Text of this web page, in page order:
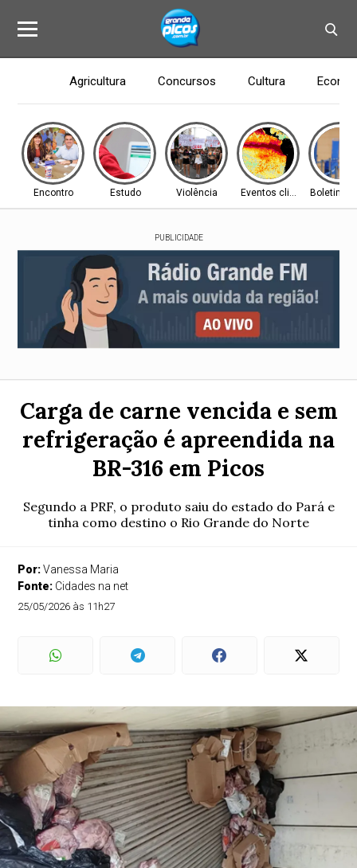
Agricultura Concursos Cultura
Encontro Estudo Violência Eventos climáticosBoletim
PUBLICIDADE
Carga de carne vencida e sem
refrigeração é apreendida na
BR-316 em Picos
Segundo a PRF, o produto saiu do estado do Pará e
tinha como destino o Rio Grande do Norte
Por:Vanessa Maria
Fonte: Cidades na net
25/05/2026 às 11h27